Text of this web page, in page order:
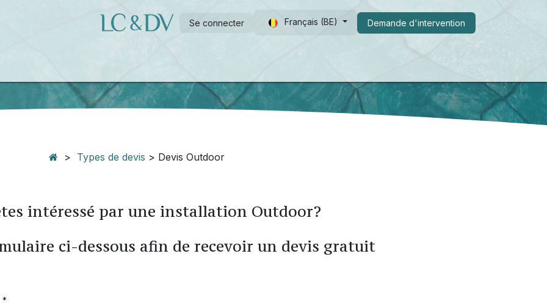
Se connecter Français (BE) Demande d​​'intervention
> Types de devis > Devis Outdoor
intéressé par une installation Outdoor?
ci-dessous afin de recevoir un devis gratuit
*